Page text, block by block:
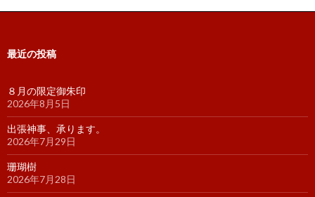
最近の投稿
８月の限定御朱印
2026年8月5日
出張神事、承ります。
2026年7月29日
珊瑚樹
2026年7月28日